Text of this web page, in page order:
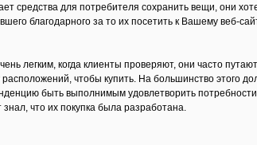
средства для потребителя сохранить вещи, они
благодарного за то их посетить к Вашему веб-
легким, когда клиенты проверяют, они часто
чтобы купить. На большинство этого
быть выполнимым удовлетворить
что их покупка была разработана.